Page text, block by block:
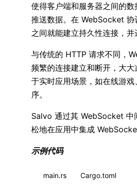
使得客户端和服务器之间的
推送数据。在 WebSocket 协
之间就能建立持久性连接，并
与传统的 HTTP 请求不同，
频繁的连接建立和断开，大
于实时应用场景，如在线游
序。
Salvo 通过其 WebSocket 中
松地在应用中集成
示例代码
main.rs Cargo.toml